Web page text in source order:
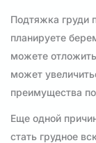
Подтяжка груди
планируете
можете
может
преимущества
Еще одной
стать грудное